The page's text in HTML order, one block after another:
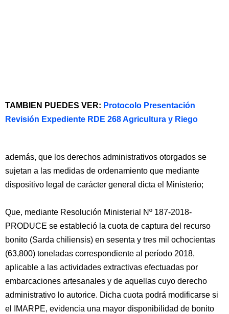
TAMBIEN PUEDES VER: Protocolo Presentación
Revisión Expediente RDE 268 Agricultura y Riego
además, que los derechos administrativos otorgados se
sujetan a las medidas de ordenamiento que mediante
dispositivo legal de carácter general dicta el Ministerio;
Que, mediante Resolución Ministerial Nº 187-2018-
PRODUCE se estableció la cuota de captura del recurso
bonito (Sarda chiliensis) en sesenta y tres mil ochocientas
(63,800) toneladas correspondiente al período 2018,
aplicable a las actividades extractivas efectuadas por
embarcaciones artesanales y de aquellas cuyo derecho
administrativo lo autorice. Dicha cuota podrá modificarse si
el IMARPE, evidencia una mayor disponibilidad de bonito